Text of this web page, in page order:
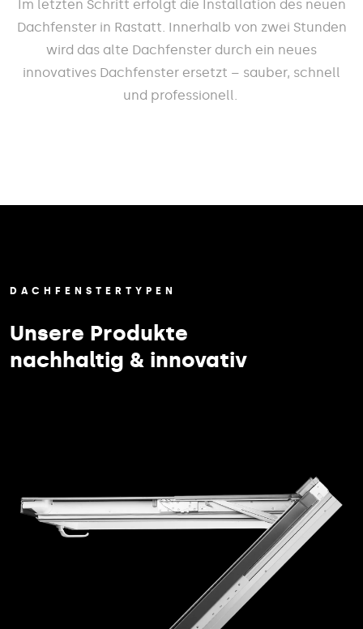
Im letzten Schritt erfolgt die Installation des neuen
Dachfenster in Rastatt. Innerhalb von zwei Stunden
wird das alte Dachfenster durch ein neues
innovatives Dachfenster ersetzt – sauber, schnell
und professionell.
DACHFENSTERTYPEN
Unsere Produkte
nachhaltig & innovativ